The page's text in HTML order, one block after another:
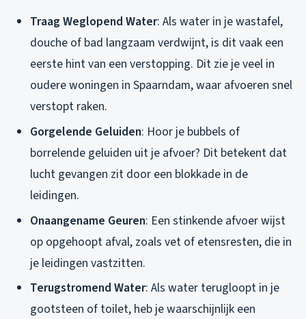
Traag Weglopend Water: Als water in je wastafel,
douche of bad langzaam verdwijnt, is dit vaak een
eerste hint van een verstopping. Dit zie je veel in
oudere woningen in Spaarndam, waar afvoeren snel
verstopt raken.
Gorgelende Geluiden: Hoor je bubbels of
borrelende geluiden uit je afvoer? Dit betekent dat
lucht gevangen zit door een blokkade in de
leidingen.
Onaangename Geuren: Een stinkende afvoer wijst
op opgehoopt afval, zoals vet of etensresten, die in
je leidingen vastzitten.
Terugstromend Water: Als water terugloopt in je
gootsteen of toilet, heb je waarschijnlijk een